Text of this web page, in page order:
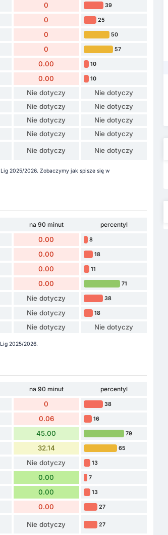
0 39
0 25
0 50
0 57
0.00 10
0.00 10
Nie dotyczy Nie dotyczy
Nie dotyczy Nie dotyczy
Nie dotyczy Nie dotyczy
Nie dotyczy Nie dotyczy
Nie dotyczy Nie dotyczy
2025/2026. Zobaczymy jak spisze się w
na 90 minut
percentyl
0.00 8
0.00 18
0.00 11
0.00 71
Nie dotyczy 38
Nie dotyczy 18
Nie dotyczy Nie dotyczy
2025/2026.
na 90 minut
percentyl
0 38
0.06 16
45.00 79
32.14 65
Nie dotyczy 13
0.00 7
0.00 13
0.00 27
Nie dotyczy 27